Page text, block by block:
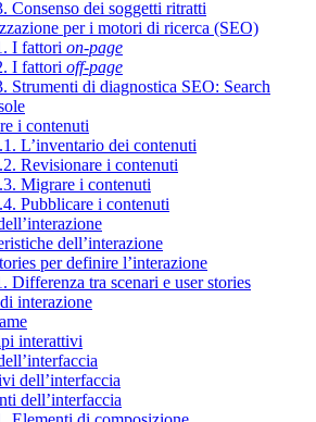
Consenso dei soggetti ritratti
per i motori di ricerca (SEO)
I fattori on-page
I fattori off-page
Strumenti di diagnostica SEO: Search
i contenuti
L’inventario dei contenuti
Revisionare i contenuti
Migrare i contenuti
Pubblicare i contenuti
dell’interazione
per definire l’interazione
Differenza tra scenari e user stories
interazione
interattivi
dell’interfaccia
dell’interfaccia